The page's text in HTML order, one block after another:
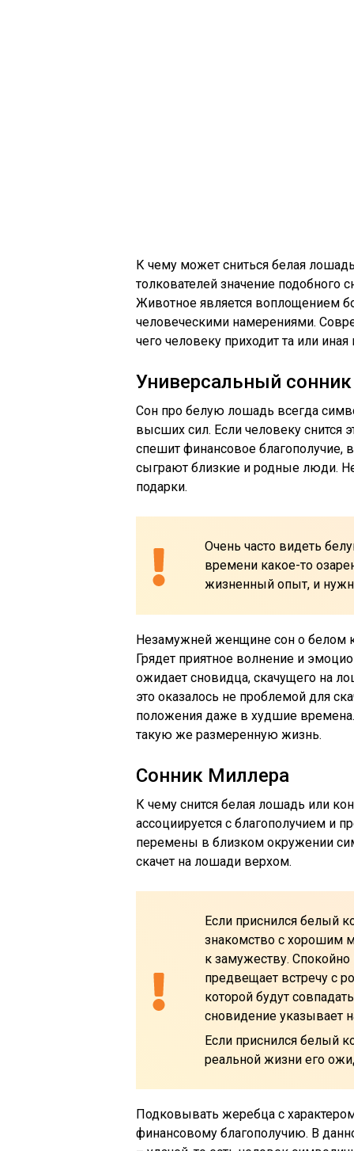
К чему может сниться белая
толкователей значение подобного
Животное является воплощением
человеческими намерениями.
чего человеку приходит та или
Универсальный сонник
Сон про белую лошадь всегда
высших сил. Если человеку снится
спешит финансовое благополучие,
сыграют близкие и родные люди. Не
подарки.
Очень часто видеть
времени какое-то
жизненный опыт, и
Незамужней женщине сон о белом
Грядет приятное волнение и
ожидает сновидца, скачущего на
это оказалось не проблемой для
положения даже в худшие
такую же размеренную жизнь.
Сонник Миллера
К чему снится белая лошадь или
ассоциируется с благополучием и
перемены в близком окружении
скачет на лошади верхом.
Если приснился белый
знакомство с хорошим
к замужеству. Спокойно
предвещает встречу с
которой будут
сновидение указывает
Если приснился белый
реальной жизни его
Подковывать жеребца с
финансовому благополучию. В